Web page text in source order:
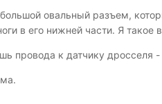
овальный разъем,
в его нижней части. Я такое
провода к датчику